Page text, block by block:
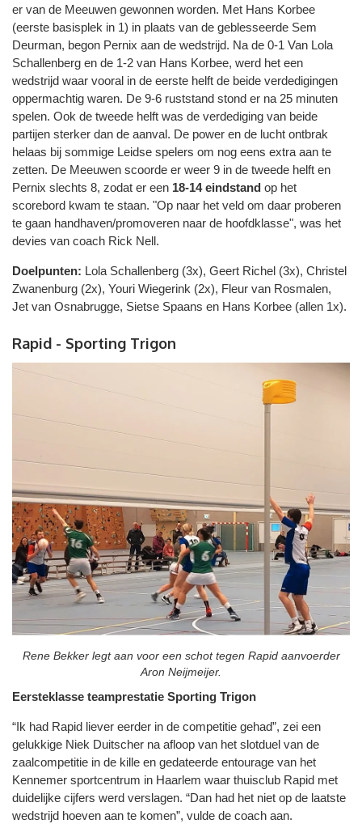
er van de Meeuwen gewonnen worden. Met Hans Korbee
(eerste basisplek in 1) in plaats van de geblesseerde Sem
Deurman, begon Pernix aan de wedstrijd. Na de 0-1 Van Lola
Schallenberg en de 1-2 van Hans Korbee, werd het een
wedstrijd waar vooral in de eerste helft de beide verdedigingen
oppermachtig waren. De 9-6 ruststand stond er na 25 minuten
spelen. Ook de tweede helft was de verdediging van beide
partijen sterker dan de aanval. De power en de lucht ontbrak
helaas bij sommige Leidse spelers om nog eens extra aan te
zetten. De Meeuwen scoorde er weer 9 in de tweede helft en
Pernix slechts 8, zodat er een 18-14 eindstand op het
scorebord kwam te staan. "Op naar het veld om daar proberen
te gaan handhaven/promoveren naar de hoofdklasse", was het
devies van coach Rick Nell.
Doelpunten: Lola Schallenberg (3x), Geert Richel (3x), Christel
Zwanenburg (2x), Youri Wiegerink (2x), Fleur van Rosmalen,
Jet van Osnabrugge, Sietse Spaans en Hans Korbee (allen 1x).
Rapid - Sporting Trigon
Rene Bekker legt aan voor een schot tegen Rapid aanvoerder
Aron Neijmeijer.
Eersteklasse teamprestatie Sporting Trigon
“Ik had Rapid liever eerder in de competitie gehad”, zei een
gelukkige Niek Duitscher na afloop van het slotduel van de
zaalcompetitie in de kille en gedateerde entourage van het
Kennemer sportcentrum in Haarlem waar thuisclub Rapid met
duidelijke cijfers werd verslagen. “Dan had het niet op de laatste
wedstrijd hoeven aan te komen”, vulde de coach aan.